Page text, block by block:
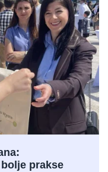
prakse